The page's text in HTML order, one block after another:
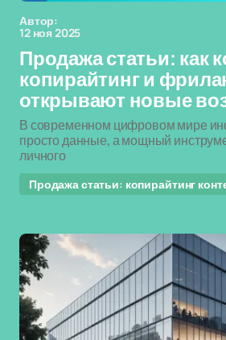
Автор:
12 ноя 2025
Продажа статьи: как
копирайтинг и
открывают новые
В современном цифровом мире
просто данные, а мощный
личного
Продажа статьи: копирайтинг